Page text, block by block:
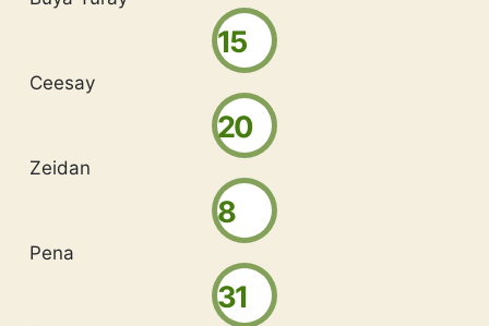
15
Ceesay
20
Zeidan
8
Pena
31